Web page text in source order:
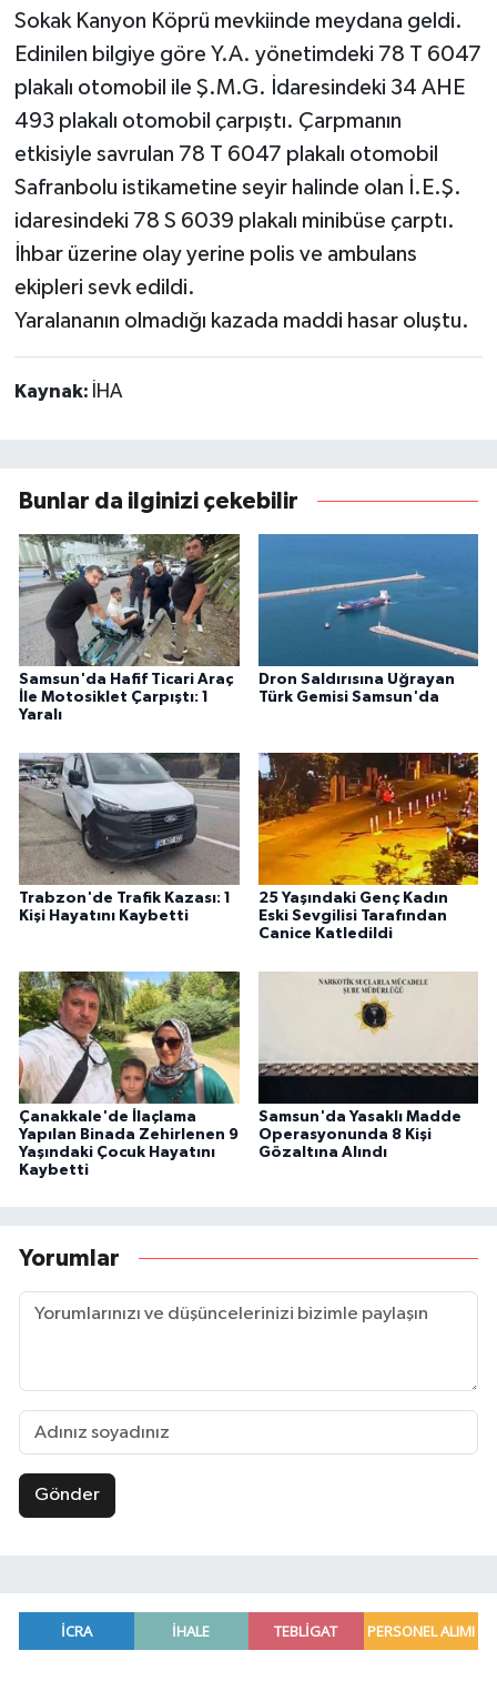
Sokak Kanyon Köprü mevkiinde meydana geldi.
Edinilen bilgiye göre Y.A. yönetimdeki 78 T 6047
plakalı otomobil ile Ş.M.G. İdaresindeki 34 AHE
493 plakalı otomobil çarpıştı. Çarpmanın
etkisiyle savrulan 78 T 6047 plakalı otomobil
Safranbolu istikametine seyir halinde olan İ.E.Ş.
idaresindeki 78 S 6039 plakalı minibüse çarptı.
İhbar üzerine olay yerine polis ve ambulans
ekipleri sevk edildi.
Yaralananın olmadığı kazada maddi hasar oluştu.
Kaynak: İHA
Bunlar da ilginizi çekebilir
Samsun'da Hafif Ticari Araç
İle Motosiklet Çarpıştı: 1
Yaralı
Dron Saldırısına Uğrayan
Türk Gemisi Samsun'da
Trabzon'de Trafik Kazası: 1
Kişi Hayatını Kaybetti
25 Yaşındaki Genç Kadın
Eski Sevgilisi Tarafından
Canice Katledildi
Çanakkale'de İlaçlama
Yapılan Binada Zehirlenen 9
Yaşındaki Çocuk Hayatını
Kaybetti
Samsun'da Yasaklı Madde
Operasyonunda 8 Kişi
Gözaltına Alındı
Yorumlar
Gönder